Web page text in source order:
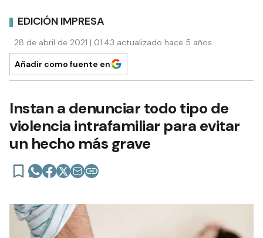
EDICIÓN IMPRESA
28 de abril de 2021 | 01:43 actualizado hace 5 años
Añadir como fuente en
Instan a denunciar todo tipo de
violencia intrafamiliar para evitar
un hecho más grave